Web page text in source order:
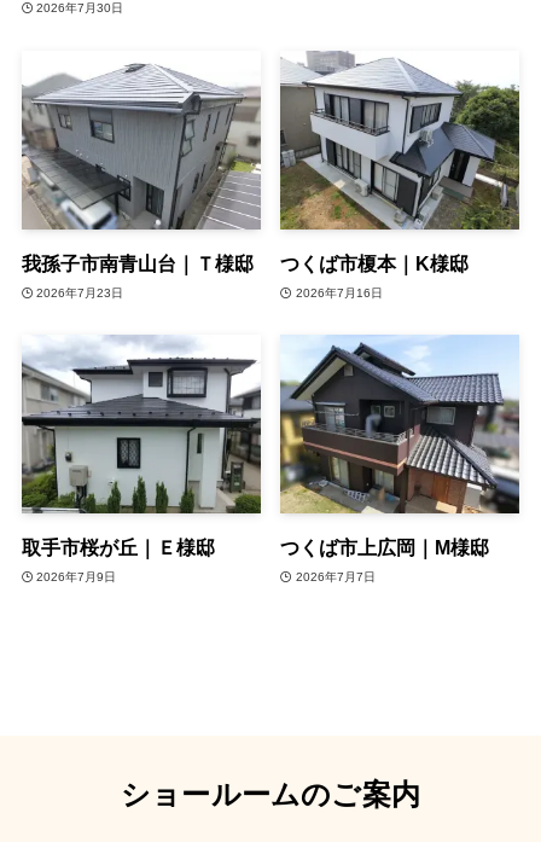
2026年7月30日
我孫子市南青山台｜Ｔ様邸
2026年7月23日
つくば市榎本｜K様邸
2026年7月16日
取手市桜が丘｜Ｅ様邸
2026年7月9日
つくば市上広岡｜M様邸
2026年7月7日
ショールームのご案内